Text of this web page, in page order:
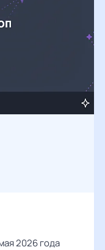
2026 года